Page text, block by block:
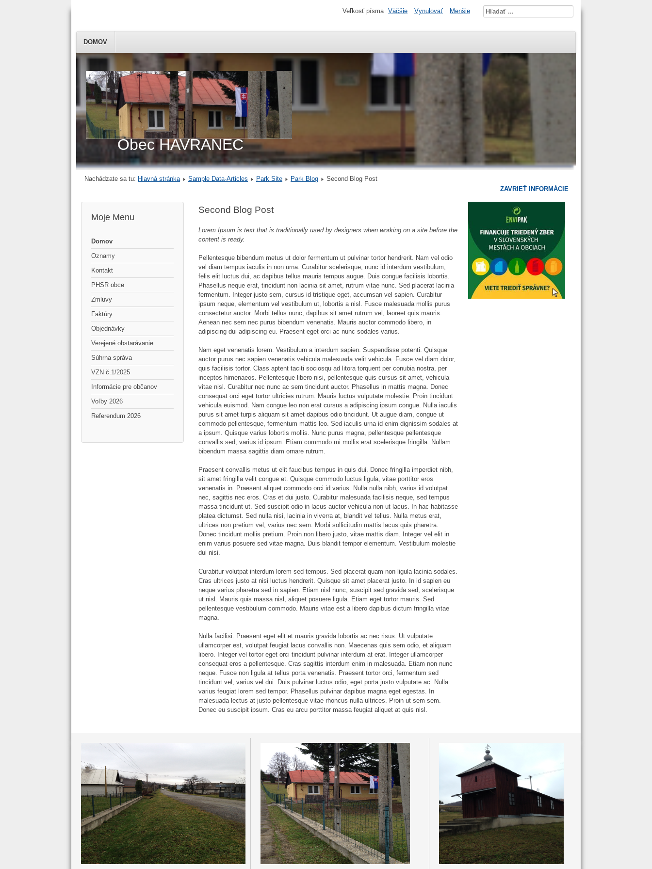
Obec HAVRANEC
DOMOV
Veľkosť písma Väčšie Vynulovať Menšie
Nachádzate sa tu: Hlavná stránka Sample Data-Articles Park Site Park Blog Second Blog Post
Moje Menu
Domov
Oznamy
Kontakt
PHSR obce
Zmluvy
Faktúry
Objednávky
Verejené obstarávanie
Súhrna správa
VZN č.1/2025
Informácie pre občanov
Voľby 2026
Referendum 2026
Second Blog Post
Lorem Ipsum is text that is traditionally used by designers when working on a site before the
content is ready.
Pellentesque bibendum metus ut dolor fermentum ut pulvinar tortor hendrerit. Nam vel odio
vel diam tempus iaculis in non urna. Curabitur scelerisque, nunc id interdum vestibulum,
felis elit luctus dui, ac dapibus tellus mauris tempus augue. Duis congue facilisis lobortis.
Phasellus neque erat, tincidunt non lacinia sit amet, rutrum vitae nunc. Sed placerat lacinia
fermentum. Integer justo sem, cursus id tristique eget, accumsan vel sapien. Curabitur
ipsum neque, elementum vel vestibulum ut, lobortis a nisl. Fusce malesuada mollis purus
consectetur auctor. Morbi tellus nunc, dapibus sit amet rutrum vel, laoreet quis mauris.
Aenean nec sem nec purus bibendum venenatis. Mauris auctor commodo libero, in
adipiscing dui adipiscing eu. Praesent eget orci ac nunc sodales varius.
Nam eget venenatis lorem. Vestibulum a interdum sapien. Suspendisse potenti. Quisque
auctor purus nec sapien venenatis vehicula malesuada velit vehicula. Fusce vel diam dolor,
quis facilisis tortor. Class aptent taciti sociosqu ad litora torquent per conubia nostra, per
inceptos himenaeos. Pellentesque libero nisi, pellentesque quis cursus sit amet, vehicula
vitae nisl. Curabitur nec nunc ac sem tincidunt auctor. Phasellus in mattis magna. Donec
consequat orci eget tortor ultricies rutrum. Mauris luctus vulputate molestie. Proin tincidunt
vehicula euismod. Nam congue leo non erat cursus a adipiscing ipsum congue. Nulla iaculis
purus sit amet turpis aliquam sit amet dapibus odio tincidunt. Ut augue diam, congue ut
commodo pellentesque, fermentum mattis leo. Sed iaculis urna id enim dignissim sodales at
a ipsum. Quisque varius lobortis mollis. Nunc purus magna, pellentesque pellentesque
convallis sed, varius id ipsum. Etiam commodo mi mollis erat scelerisque fringilla. Nullam
bibendum massa sagittis diam ornare rutrum.
Praesent convallis metus ut elit faucibus tempus in quis dui. Donec fringilla imperdiet nibh,
sit amet fringilla velit congue et. Quisque commodo luctus ligula, vitae porttitor eros
venenatis in. Praesent aliquet commodo orci id varius. Nulla nulla nibh, varius id volutpat
nec, sagittis nec eros. Cras et dui justo. Curabitur malesuada facilisis neque, sed tempus
massa tincidunt ut. Sed suscipit odio in lacus auctor vehicula non ut lacus. In hac habitasse
platea dictumst. Sed nulla nisi, lacinia in viverra at, blandit vel tellus. Nulla metus erat,
ultrices non pretium vel, varius nec sem. Morbi sollicitudin mattis lacus quis pharetra.
Donec tincidunt mollis pretium. Proin non libero justo, vitae mattis diam. Integer vel elit in
enim varius posuere sed vitae magna. Duis blandit tempor elementum. Vestibulum molestie
dui nisi.
Curabitur volutpat interdum lorem sed tempus. Sed placerat quam non ligula lacinia sodales.
Cras ultrices justo at nisi luctus hendrerit. Quisque sit amet placerat justo. In id sapien eu
neque varius pharetra sed in sapien. Etiam nisl nunc, suscipit sed gravida sed, scelerisque
ut nisl. Mauris quis massa nisl, aliquet posuere ligula. Etiam eget tortor mauris. Sed
pellentesque vestibulum commodo. Mauris vitae est a libero dapibus dictum fringilla vitae
magna.
Nulla facilisi. Praesent eget elit et mauris gravida lobortis ac nec risus. Ut vulputate
ullamcorper est, volutpat feugiat lacus convallis non. Maecenas quis sem odio, et aliquam
libero. Integer vel tortor eget orci tincidunt pulvinar interdum at erat. Integer ullamcorper
consequat eros a pellentesque. Cras sagittis interdum enim in malesuada. Etiam non nunc
neque. Fusce non ligula at tellus porta venenatis. Praesent tortor orci, fermentum sed
tincidunt vel, varius vel dui. Duis pulvinar luctus odio, eget porta justo vulputate ac. Nulla
varius feugiat lorem sed tempor. Phasellus pulvinar dapibus magna eget egestas. In
malesuada lectus at justo pellentesque vitae rhoncus nulla ultrices. Proin ut sem sem.
Donec eu suscipit ipsum. Cras eu arcu porttitor massa feugiat aliquet at quis nisl.
ZAVRIEŤ INFORMÁCIE